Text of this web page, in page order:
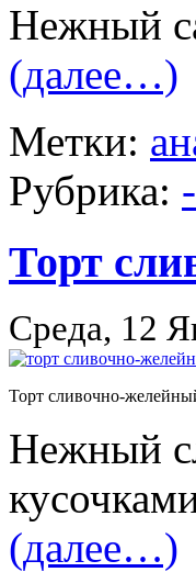
Нежный
(далее…)
Метки:
Рубрика:
Торт
Среда, 12
Торт сливочно-
Нежный
(далее…)